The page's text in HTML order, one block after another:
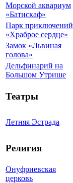
Морской аквариум
«Батискаф»
Парк приключений
«Храброе сердце»
Замок «Львиная
голова»
Дельфинарий на
Большом Утрише
Театры
Летняя Эстрада
Религия
Онуфриевская
церковь